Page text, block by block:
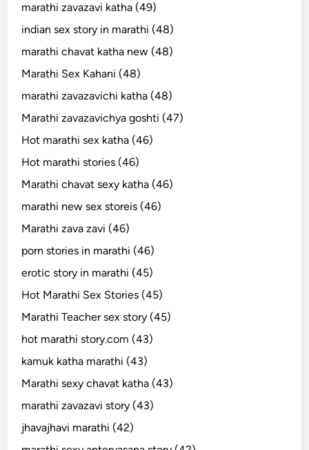
marathi zavazavi katha (49)
indian sex story in marathi (48)
marathi chavat katha new (48)
Marathi Sex Kahani (48)
marathi zavazavichi katha (48)
Marathi zavazavichya goshti (47)
Hot marathi sex katha (46)
Hot marathi stories (46)
Marathi chavat sexy katha (46)
marathi new sex storeis (46)
Marathi zava zavi (46)
porn stories in marathi (46)
erotic story in marathi (45)
Hot Marathi Sex Stories (45)
Marathi Teacher sex story (45)
hot marathi story.com (43)
kamuk katha marathi (43)
Marathi sexy chavat katha (43)
marathi zavazavi story (43)
jhavajhavi marathi (42)